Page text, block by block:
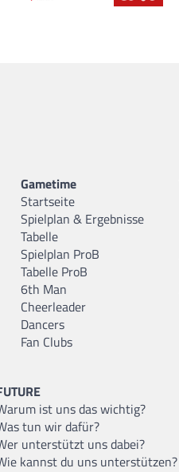
Gametime
Startseite
Spielplan & Ergebnisse
Tabelle
Spielplan ProB
Tabelle ProB
6th Man
Cheerleader
Dancers
Fan Clubs
ist uns das wichtig?
tun wir dafür?
unterstützt uns dabei?
kannst du uns unterstützen?